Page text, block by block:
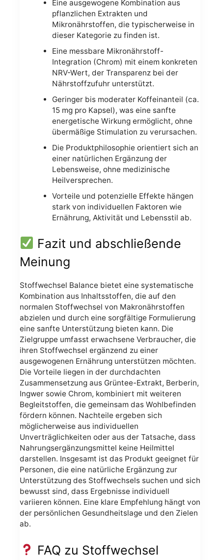
Eine ausgewogene Kombination aus
pflanzlichen Extrakten und
Mikronährstoffen, die typischerweise in
dieser Kategorie zu finden ist.
Eine messbare Mikronährstoff-
Integration (Chrom) mit einem konkreten
NRV-Wert, der Transparenz bei der
Nährstoffzufuhr unterstützt.
Geringer bis moderater Koffeinanteil (ca.
15 mg pro Kapsel), was eine sanfte
energetische Wirkung ermöglicht, ohne
übermäßige Stimulation zu verursachen.
Die Produktphilosophie orientiert sich an
einer natürlichen Ergänzung der
Lebensweise, ohne medizinische
Heilversprechen.
Vorteile und potenzielle Effekte hängen
stark von individuellen Faktoren wie
Ernährung, Aktivität und Lebensstil ab.
Fazit und abschließende
Meinung
Stoffwechsel Balance bietet eine systematische
Kombination aus Inhaltsstoffen, die auf den
normalen Stoffwechsel von Makronährstoffen
abzielen und durch eine sorgfältige Formulierung
eine sanfte Unterstützung bieten kann. Die
Zielgruppe umfasst erwachsene Verbraucher, die
ihren Stoffwechsel ergänzend zu einer
ausgewogenen Ernährung unterstützen möchten.
Die Vorteile liegen in der durchdachten
Zusammensetzung aus Grüntee-Extrakt, Berberin,
Ingwer sowie Chrom, kombiniert mit weiteren
Begleitstoffen, die gemeinsam das Wohlbefinden
fördern können. Nachteile ergeben sich
möglicherweise aus individuellen
Unverträglichkeiten oder aus der Tatsache, dass
Nahrungsergänzungsmittel keine Heilmittel
darstellen. Insgesamt ist das Produkt geeignet für
Personen, die eine natürliche Ergänzung zur
Unterstützung des Stoffwechsels suchen und sich
bewusst sind, dass Ergebnisse individuell
variieren können. Eine klare Empfehlung hängt von
der persönlichen Gesundheitslage und den Zielen
ab.
FAQ zu Stoffwechsel